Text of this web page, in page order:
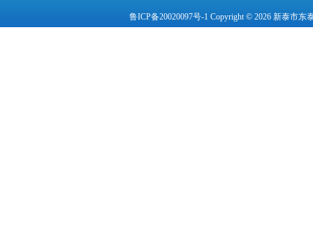
鲁ICP备20020097号-1 Copyright © 2026 新泰市东